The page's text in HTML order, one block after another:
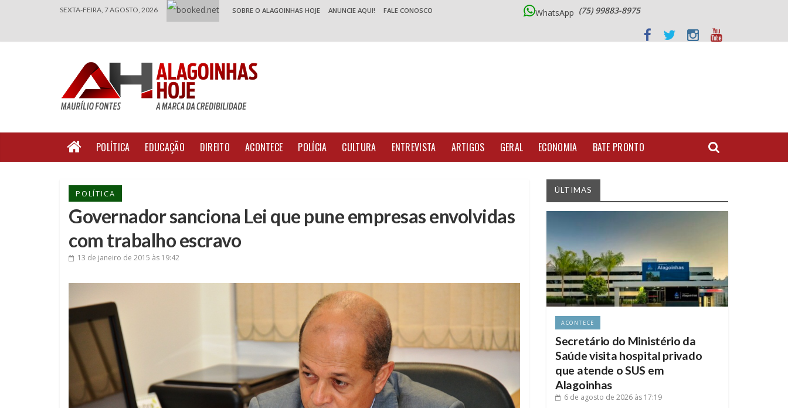
SEXTA-FEIRA, 7 AGOSTO, 2026 SOBRE O ALAGOINHAS HOJE ANUNCIE AQUI! FALE CONOSCO WhatsApp (75) 99883-8975
POLÍTICA EDUCAÇÃO DIREITO ACONTECE POLÍCIA CULTURA ENTREVISTA ARTIGOS GERAL ECONOMIA BATE PRONTO
POLÍTICA
Governador sanciona Lei que pune empresas envolvidas
com trabalho escravo
13 de janeiro de 2015 às 19:42
ÚLTIMAS
ACONTECE
Secretário do Ministério da
Saúde visita hospital privado
que atende o SUS em
Alagoinhas
6 de agosto de 2026 às 17:19